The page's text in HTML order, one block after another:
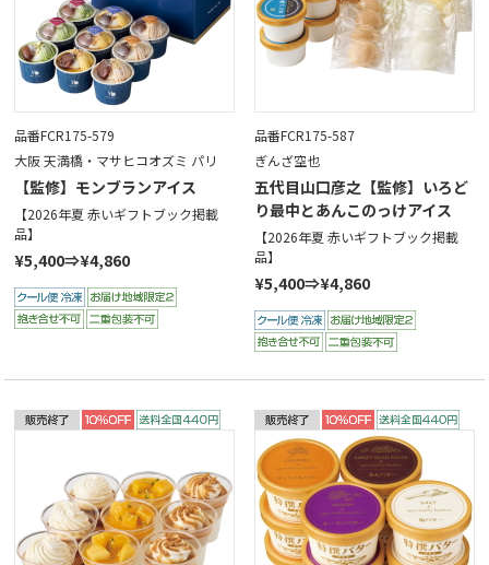
品番FCR175-579
大阪 天満橋・マサヒコオズミ パリ
【監修】モンブランアイス
【2026年夏 赤いギフトブック掲載
品】
¥5,400⇒¥4,860
品番FCR175-587
ぎんざ空也
五代目山口彦之【監修】いろど
り最中とあんこのっけアイス
【2026年夏 赤いギフトブック掲載
品】
¥5,400⇒¥4,860